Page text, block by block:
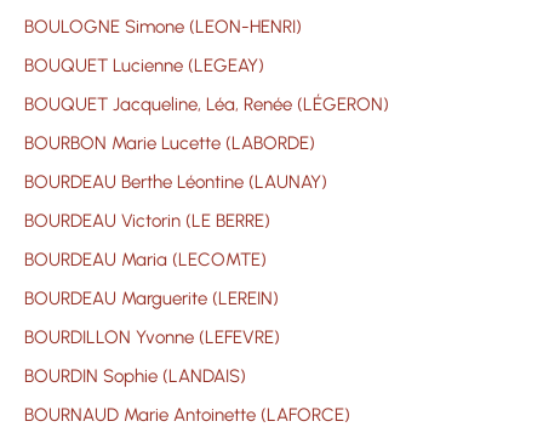
BOULOGNE Simone (LEON-HENRI)
BOUQUET Lucienne (LEGEAY)
BOUQUET Jacqueline, Léa, Renée (LÉGERON)
BOURBON Marie Lucette (LABORDE)
BOURDEAU Berthe Léontine (LAUNAY)
BOURDEAU Victorin (LE BERRE)
BOURDEAU Maria (LECOMTE)
BOURDEAU Marguerite (LEREIN)
BOURDILLON Yvonne (LEFEVRE)
BOURDIN Sophie (LANDAIS)
BOURNAUD Marie Antoinette (LAFORCE)